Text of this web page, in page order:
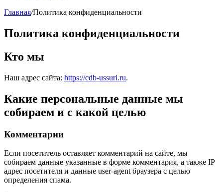
Главная/Политика конфиденциальности
Политика конфиденциальности
Кто мы
Наш адрес сайта: https://cdb-ussuri.ru.
Какие персональные данные мы
собираем и с какой целью
Комментарии
Если посетитель оставляет комментарий на сайте, мы
собираем данные указанные в форме комментария, а также IP
адрес посетителя и данные user-agent браузера с целью
определения спама.